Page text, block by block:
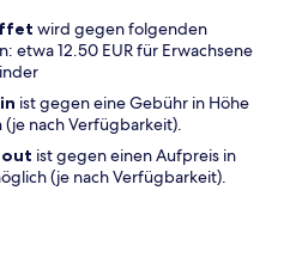
wird gegen folgenden
etwa 12.50 EUR für Erwachsene
ist gegen eine Gebühr in Höhe
(je nach Verfügbarkeit).
out ist gegen einen Aufpreis in
(je nach Verfügbarkeit).